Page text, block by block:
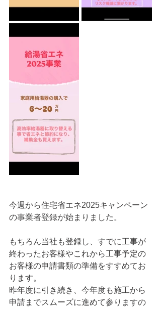
今週から住宅省エネ2025キャンペーン
の事業者登録が始まりました。
もちろん当社も登録し、すでに工事が
終わったお客様やこれから工事予定の
お客様の申請書類の準備をすすめてお
ります。
昨年度に引き続き、今年度も施工から
申請までスムーズに進めて参りますの